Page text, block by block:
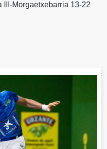
III-Morgaetxebarria 13-22